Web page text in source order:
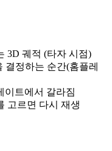
3D 궤적 (타자 시점)
결정하는 순간(홈플레
이트에서 갈라짐
고르면 다시 재생